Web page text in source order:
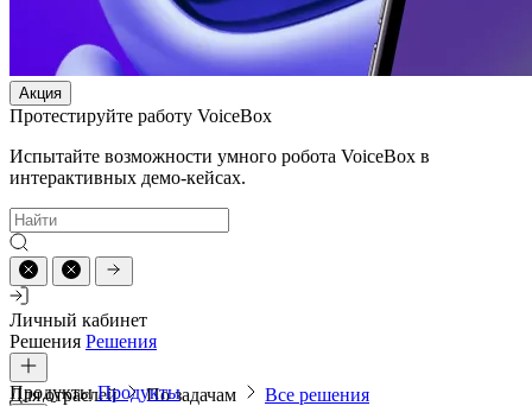
Акция
Протестируйте работу VoiceBox
Испытайте возможности умного робота VoiceBox в
интерактивных демо-кейсах.
Личный кабинет
Решения Решения
Для отраслей По задачам Все решения
ПродуктыПродукты